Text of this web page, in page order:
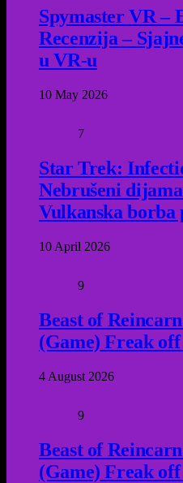
Spymaster VR –
Recenzija –
u VR-u
10 May 2026
7
Star Trek:
Nebrušeni
Vulkanska
10 April 2026
9
Beast of
(Game) Freak off
4 August 2026
9
Beast of
(Game) Freak off